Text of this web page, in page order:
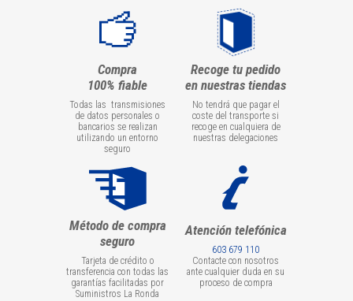
Compra
100% fiable
Todas las transmisiones
de datos personales o
bancarios se realizan
utilizando un entorno
seguro
Recoge tu pedido
en nuestras tiendas
No tendrá que pagar el
coste del transporte si
recoge en cualquiera de
nuestras delegaciones
Método de compra
seguro
Tarjeta de crédito o
transferencia con todas las
garantías facilitadas por
Suministros La Ronda
Atención telefónica
603 679 110
Contacte con nosotros
ante cualquier duda en su
proceso de compra